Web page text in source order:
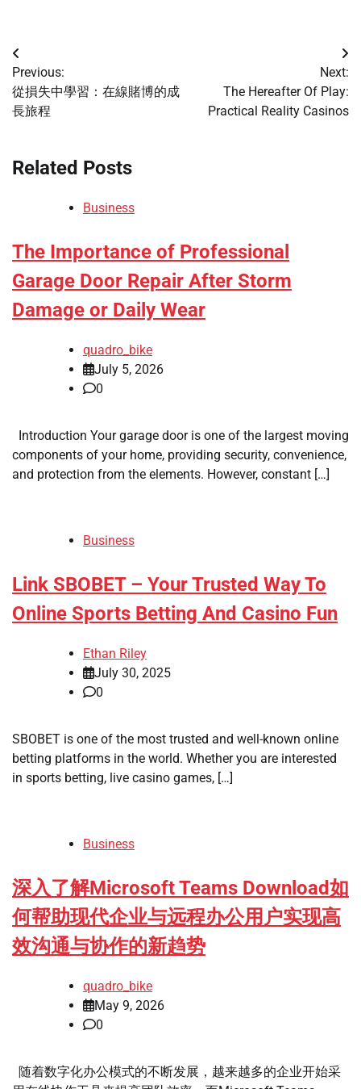
Post
navigation
Previous:
從損失中學習：在線賭博的成
長旅程
Next:
The Hereafter Of Play:
Practical Reality Casinos
Related Posts
Business
The Importance of Professional
Garage Door Repair After Storm
Damage or Daily Wear
quadro_bike
July 5, 2026
0
Introduction Your garage door is one of the largest moving
components of your home, providing security, convenience,
and protection from the elements. However, constant […]
Business
Link SBOBET – Your Trusted Way To
Online Sports Betting And Casino Fun
Ethan Riley
July 30, 2025
0
SBOBET is one of the most trusted and well-known online
betting platforms in the world. Whether you are interested
in sports betting, live casino games, […]
Business
深入了解Microsoft Teams Download如
何帮助现代企业与远程办公用户实现高
效沟通与协作的新趋势
quadro_bike
May 9, 2026
0
随着数字化办公模式的不断发展，越来越多的企业开始采